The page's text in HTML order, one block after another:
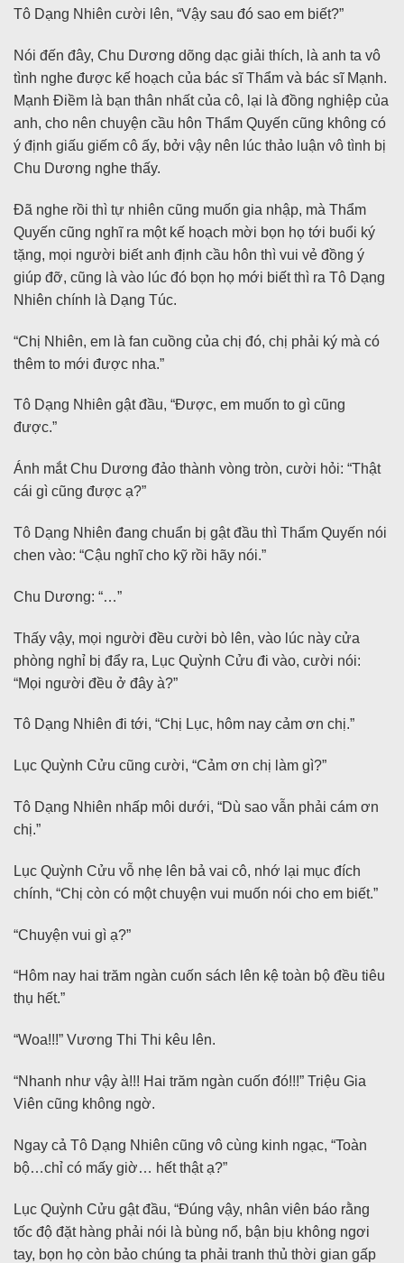
Tô Dạng Nhiên cười lên, “Vậy sau đó sao em biết?”
Nói đến đây, Chu Dương dõng dạc giải thích, là anh ta vô
tình nghe được kế hoạch của bác sĩ Thẩm và bác sĩ Mạnh.
Mạnh Điềm là bạn thân nhất của cô, lại là đồng nghiệp của
anh, cho nên chuyện cầu hôn Thẩm Quyến cũng không có
ý định giấu giếm cô ấy, bởi vậy nên lúc thảo luận vô tình bị
Chu Dương nghe thấy.
Đã nghe rồi thì tự nhiên cũng muốn gia nhập, mà Thẩm
Quyến cũng nghĩ ra một kế hoạch mời bọn họ tới buổi ký
tặng, mọi người biết anh định cầu hôn thì vui vẻ đồng ý
giúp đỡ, cũng là vào lúc đó bọn họ mới biết thì ra Tô Dạng
Nhiên chính là Dạng Túc.
“Chị Nhiên, em là fan cuồng của chị đó, chị phải ký mà có
thêm to mới được nha.”
Tô Dạng Nhiên gật đầu, “Được, em muốn to gì cũng
được.”
Ánh mắt Chu Dương đảo thành vòng tròn, cười hỏi: “Thật
cái gì cũng được ạ?”
Tô Dạng Nhiên đang chuẩn bị gật đầu thì Thẩm Quyến nói
chen vào: “Cậu nghĩ cho kỹ rồi hãy nói.”
Chu Dương: “…”
Thấy vậy, mọi người đều cười bò lên, vào lúc này cửa
phòng nghỉ bị đẩy ra, Lục Quỳnh Cửu đi vào, cười nói:
“Mọi người đều ở đây à?”
Tô Dạng Nhiên đi tới, “Chị Lục, hôm nay cảm ơn chị.”
Lục Quỳnh Cửu cũng cười, “Cảm ơn chị làm gì?”
Tô Dạng Nhiên nhấp môi dưới, “Dù sao vẫn phải cám ơn
chị.”
Lục Quỳnh Cửu vỗ nhẹ lên bả vai cô, nhớ lại mục đích
chính, “Chị còn có một chuyện vui muốn nói cho em biết.”
“Chuyện vui gì ạ?”
“Hôm nay hai trăm ngàn cuốn sách lên kệ toàn bộ đều tiêu
thụ hết.”
“Woa!!!” Vương Thi Thi kêu lên.
“Nhanh như vậy à!!! Hai trăm ngàn cuốn đó!!!” Triệu Gia
Viên cũng không ngờ.
Ngay cả Tô Dạng Nhiên cũng vô cùng kinh ngạc, “Toàn
bộ…chỉ có mấy giờ… hết thật ạ?”
Lục Quỳnh Cửu gật đầu, “Đúng vậy, nhân viên báo rằng
tốc độ đặt hàng phải nói là bùng nổ, bận bịu không ngơi
tay, bọn họ còn bảo chúng ta phải tranh thủ thời gian gấp